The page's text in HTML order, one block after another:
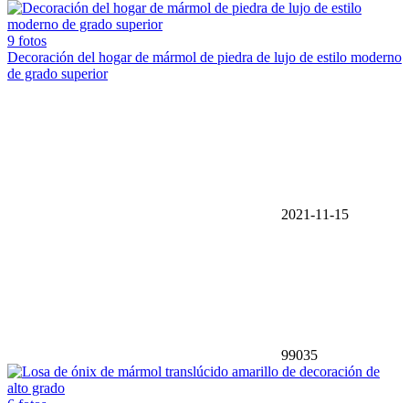
9 fotos
Decoración del hogar de mármol de piedra de lujo de estilo moderno
de grado superior
2021-11-15
99035